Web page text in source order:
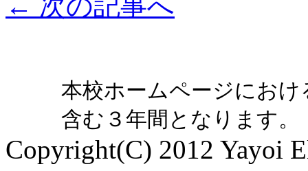
← 次の記事へ
本校ホームページにお
含む３年間となります。
Copyright(C) 2012 Yayoi